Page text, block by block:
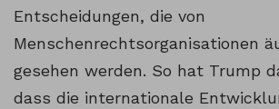
Entscheidungen, die von
Menschenrechtsorganisationen
gesehen werden. So hat Trump
dass die internationale